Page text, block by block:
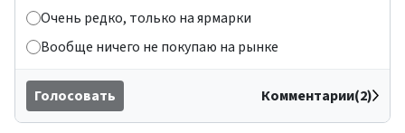
Очень редко, только на ярмарки
Вообще ничего не покупаю на рынке
Голосовать Комментарии(2)